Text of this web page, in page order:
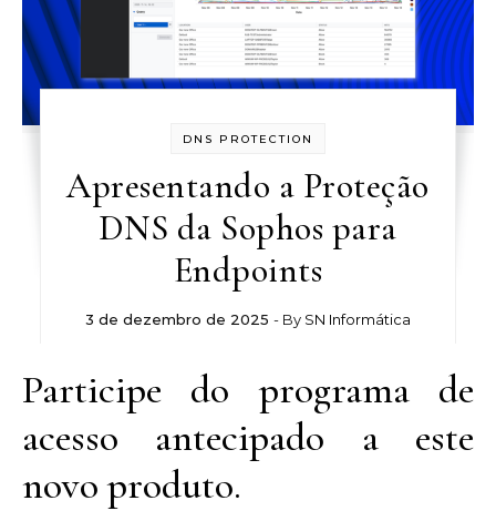
DNS PROTECTION
Apresentando a Proteção
DNS da Sophos para
Endpoints
3 de dezembro de 2025 - By SN Informática
Participe do programa de
acesso antecipado a este
novo produto.